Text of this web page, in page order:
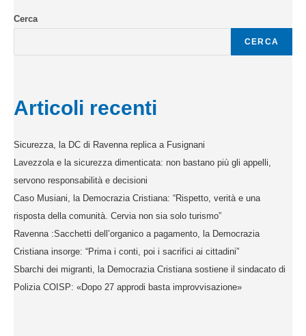
Cerca
CERCA
Articoli recenti
Sicurezza, la DC di Ravenna replica a Fusignani
Lavezzola e la sicurezza dimenticata: non bastano più gli appelli,
servono responsabilità e decisioni
Caso Musiani, la Democrazia Cristiana: “Rispetto, verità e una
risposta della comunità. Cervia non sia solo turismo”
Ravenna :Sacchetti dell’organico a pagamento, la Democrazia
Cristiana insorge: “Prima i conti, poi i sacrifici ai cittadini”
Sbarchi dei migranti, la Democrazia Cristiana sostiene il sindacato di
Polizia COISP: «Dopo 27 approdi basta improvvisazione»